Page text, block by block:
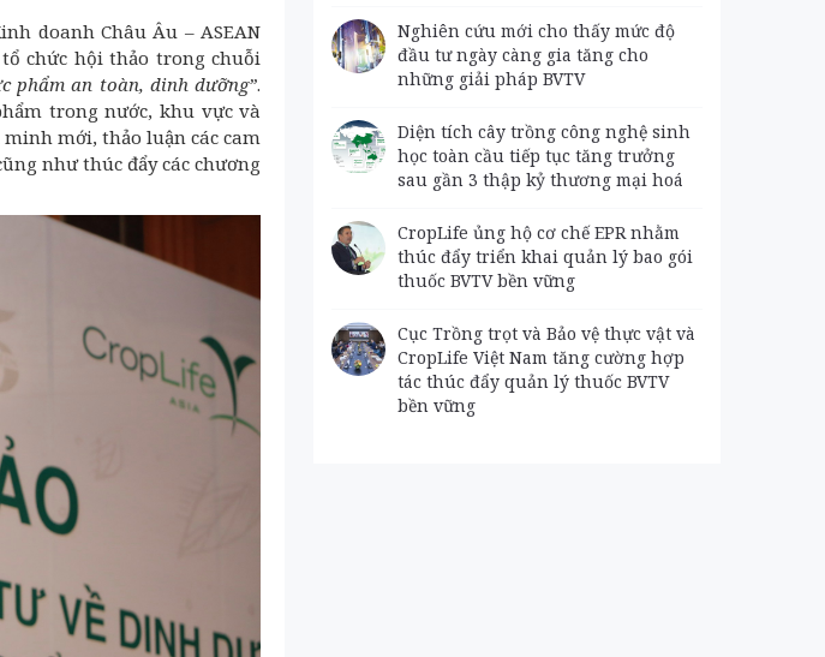
doanh Châu Âu – ASEAN
tổ chức hội thảo trong chuỗi
phẩm an toàn, dinh dưỡng”.
trong nước, khu vực và
minh mới, thảo luận các cam
như thúc đẩy các chương
Nghiên cứu mới cho thấy mức độ
đầu tư ngày càng gia tăng cho
những giải pháp BVTV
Diện tích cây trồng công nghệ sinh
học toàn cầu tiếp tục tăng trưởng
sau gần 3 thập kỷ thương mại hoá
CropLife ủng hộ cơ chế EPR nhằm
thúc đẩy triển khai quản lý bao gói
thuốc BVTV bền vững
Cục Trồng trọt và Bảo vệ thực vật và
CropLife Việt Nam tăng cường hợp
tác thúc đẩy quản lý thuốc BVTV
bền vững